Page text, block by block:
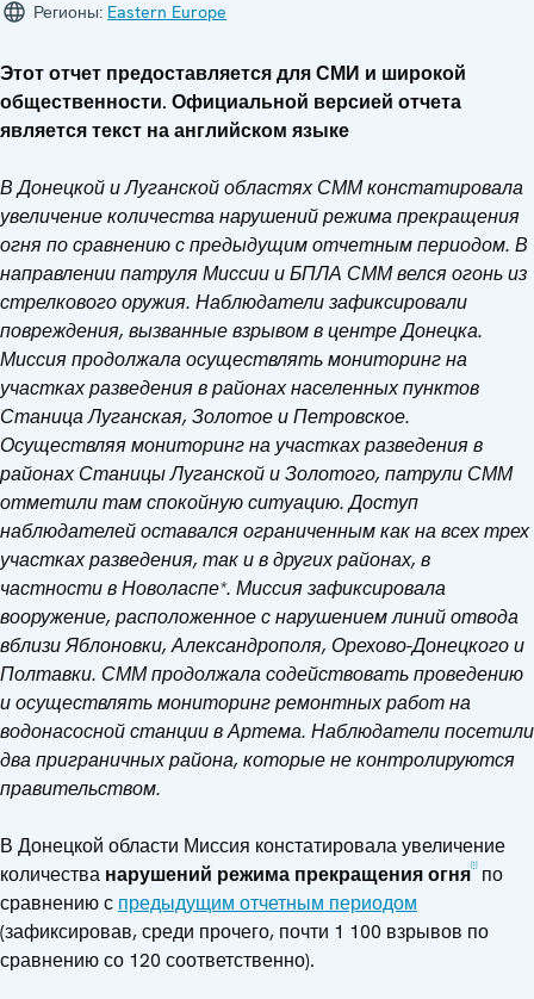
Регионы: Eastern Europe
Этот отчет предоставляется для СМИ и широкой
общественности. Официальной версией отчета
является текст на английском языке
В Донецкой и Луганской областях СММ констатировала
увеличение количества нарушений режима прекращения
огня по сравнению с предыдущим отчетным периодом. В
направлении патруля Миссии и БПЛА СММ велся огонь из
стрелкового оружия. Наблюдатели зафиксировали
повреждения, вызванные взрывом в центре Донецка.
Миссия продолжала осуществлять мониторинг на
участках разведения в районах населенных пунктов
Станица Луганская, Золотое и Петровское.
Осуществляя мониторинг на участках разведения в
районах Станицы Луганской и Золотого, патрули СММ
отметили там спокойную ситуацию. Доступ
наблюдателей оставался ограниченным как на всех трех
участках разведения, так и в других районах, в
частности в Новоласпе*. Миссия зафиксировала
вооружение, расположенное с нарушением линий отвода
вблизи Яблоновки, Александрополя, Орехово-Донецкого и
Полтавки. СММ продолжала содействовать проведению
и осуществлять мониторинг ремонтных работ на
водонасосной станции в Артема. Наблюдатели посетили
два приграничных района, которые не контролируются
правительством.
В Донецкой области Миссия констатировала увеличение
количества нарушений режима прекращения огня[1]по
сравнению с предыдущим отчетным периодом
(зафиксировав, среди прочего, почти 1 100 взрывов по
сравнению со 120 соответственно).